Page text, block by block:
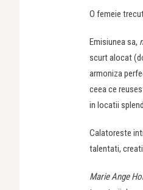
O femeie
Emisiunea sa,
scurt alocat
armoniza
ceea ce
in locatii
Calatoreste
talentati,
Marie Ange